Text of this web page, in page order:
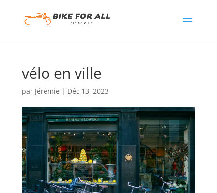
vélo en ville
par Jérémie | Déc 13, 2023